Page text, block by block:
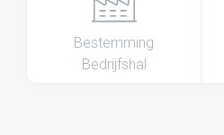
Bestemming
Bedrijfshal